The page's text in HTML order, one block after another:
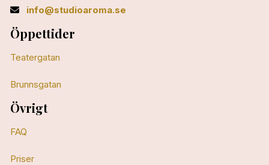
info@studioaroma.se
Öppettider
Teatergatan
Brunnsgatan
Övrigt
FAQ
Priser